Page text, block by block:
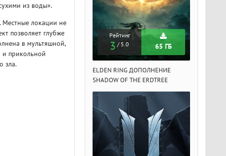
из воды».
Местные локации не
позволяет глубже
в мультяшной,
и прикольной
зла.
Рейтинг
3/ 5.0 65 ГБ
Рейтинг
3 / 5.0 65 ГБ
ELDEN RING ДОПОЛНЕНИЕ
SHADOW OF THE ERDTREE